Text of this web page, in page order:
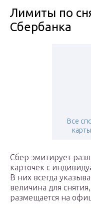
Лимиты по
Сбербанка
Все
Сбер эмитирует
карточек с
В них всегда
величина для
размещается на